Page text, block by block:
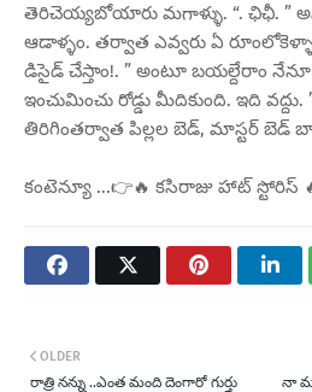
తెరిచెయ్యబోయారు మగాళ్ళు. “. ఛిఛీ. ”
ఆడాళ్ళం. తర్వాత ఎవ్వరు ఏ
డిసైడ్ చేస్తాం!. ” అంటూ బయల్దేరాం నేనూ
ఇంచుమించు రోడ్డు మీదికుంది. ఇది
తిరిగింతర్వాత పిల్లల బెడ్, మాస్టర్ బెడ్
కంటెన్యూ ...👉🔥 కసిరాజు హాట్ స్టోరిస్
నా
OLDER
రాత్రి నన్ను ..ఎంత మంది దెంగారో గుర్తు